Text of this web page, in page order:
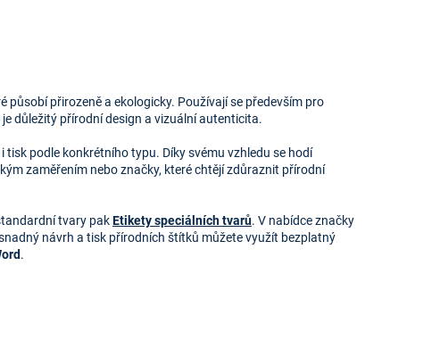
přirozeně a ekologicky. Používají se především pro
důležitý přírodní design a vizuální autenticita.
podle konkrétního typu. Díky svému vzhledu se hodí
zaměřením nebo značky, které chtějí zdůraznit přírodní
tvary pakEtikety speciálních tvarů. V nabídce značky
návrh a tisk přírodních štítků můžete využít bezplatný
.